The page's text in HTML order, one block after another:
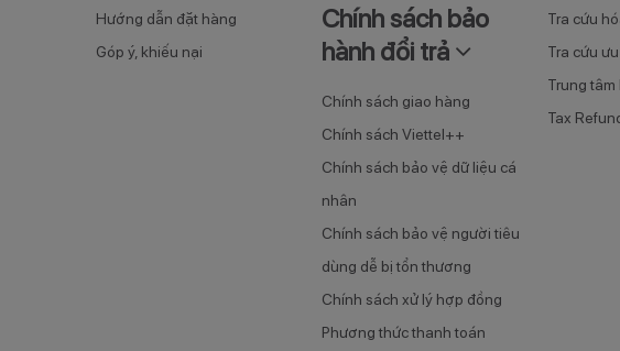
Hướng dẫn đặt hàng
Góp ý, khiếu nại
Chính sách bảo
hành đổi trả
Chính sách giao hàng
Chính sách Viettel++
Chính sách bảo vệ dữ liệu cá
nhân
Chính sách bảo vệ người tiêu
dùng dễ bị tổn thương
Chính sách xử lý hợp đồng
Phương thức thanh toán
Tra cứu
Tra cứu
Trung
Tax